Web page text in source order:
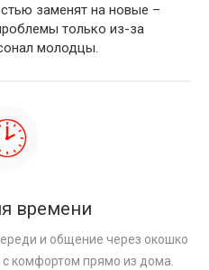
заменят на новые –
только из-за
молодцы.
времени
и общение через окошко
комфортом прямо из дома.